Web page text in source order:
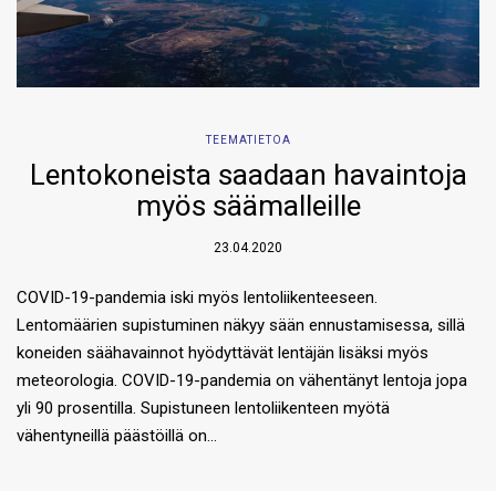
TEEMATIETOA
Lentokoneista saadaan havaintoja
myös säämalleille
23.04.2020
COVID-19-pandemia iski myös lentoliikenteeseen.
Lentomäärien supistuminen näkyy sään ennustamisessa, sillä
koneiden säähavainnot hyödyttävät lentäjän lisäksi myös
meteorologia. COVID-19-pandemia on vähentänyt lentoja jopa
yli 90 prosentilla. Supistuneen lentoliikenteen myötä
vähentyneillä päästöillä on…